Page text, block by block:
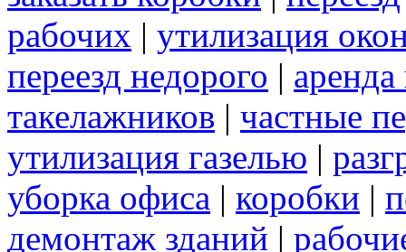
рабочих | утилизация
переезд недорого | аренда
такелажников | частные
утилизация газелью |
уборка офиса | коробки |
демонтаж зданий |